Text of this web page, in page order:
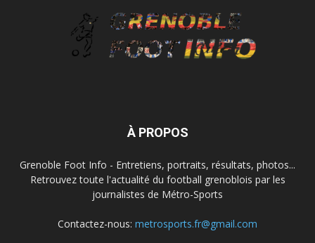
À PROPOS
Grenoble Foot Info - Entretiens, portraits, résultats, photos...
Retrouvez toute l'actualité du football grenoblois par les
journalistes de Métro-Sports
Contactez-nous: metrosports.fr@gmail.com